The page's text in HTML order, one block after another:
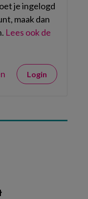
je ingelogd
maak dan
Lees ook de
Login